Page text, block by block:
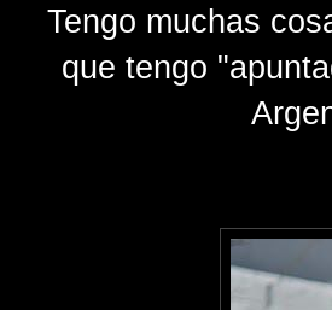
Tengo muchas
que tengo